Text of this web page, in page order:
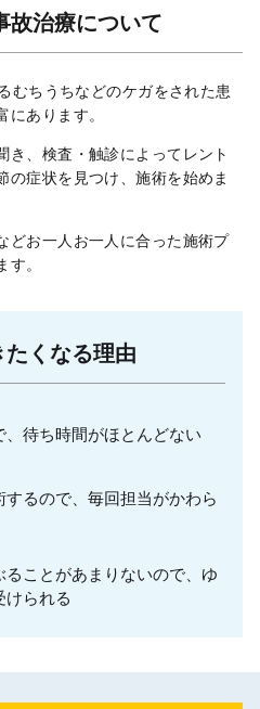
故治療について
むちうちなどのケガをされた患
あります。
き、検査・触診によってレント
の症状を見つけ、施術を始めま
どお一人お一人に合った施術プ
す。
くなる理由
、待ち時間がほとんどない
するので、毎回担当がかわら
ることがあまりないので、ゆ
けられる